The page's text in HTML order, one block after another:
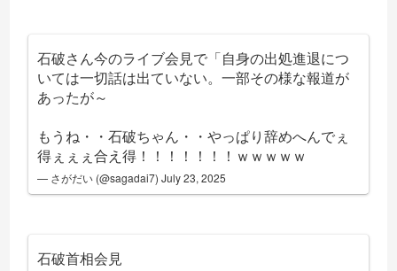
石破さん今のライブ会見で「自身の出処進退につ
いては一切話は出ていない。一部その様な報道が
あったが～
もうね・・石破ちゃん・・やっぱり辞めへんでぇ
得ぇぇぇ合え得！！！！！！！ｗｗｗｗｗ
— さがだい (@sagadai7)July 23, 2025
石破首相会見